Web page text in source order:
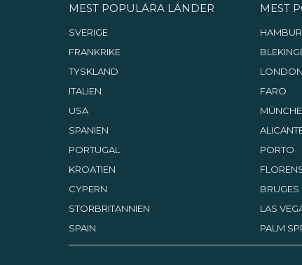
MEST POPULÄRA LÄNDER
SVERIGE
FRANKRIKE
TYSKLAND
ITALIEN
USA
SPANIEN
PORTUGAL
KROATIEN
CYPERN
STORBRITANNIEN
SPAIN
MEST
LONDON
FARO
PORTO
BRUGES
LAS
PALM